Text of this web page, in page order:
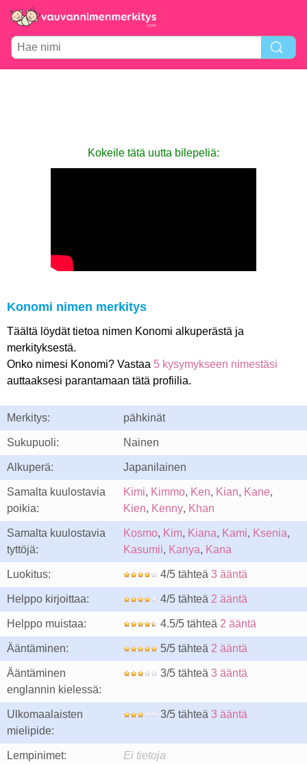
Kokeile tätä uutta bilepeliä:
Konomi nimen merkitys
Täältä löydät tietoa nimen Konomi alkuperästä ja
merkityksestä.
Onko nimesi Konomi? Vastaa 5 kysymykseen nimestäsi
auttaaksesi parantamaan tätä profiilia.
Merkitys: pähkinät
Sukupuoli: Nainen
Alkuperä: Japanilainen
Samalta kuulostavia
poikia:
Kimi, Kimmo, Ken, Kian, Kane,
Kien, Kenny, Khan
Samalta kuulostavia
tyttöjä:
Kosmo, Kim, Kiana, Kami, Ksenia,
Kasumii, Kanya, Kana
Luokitus: 4/5 tähteä 3 ääntä
Helppo kirjoittaa: 4/5 tähteä 2 ääntä
Helppo muistaa: 4.5/5 tähteä 2 ääntä
Ääntäminen: 5/5 tähteä 2 ääntä
Ääntäminen
englannin kielessä:
3/5 tähteä 3 ääntä
Ulkomaalaisten
mielipide:
3/5 tähteä 3 ääntä
Lempinimet: Ei tietoja